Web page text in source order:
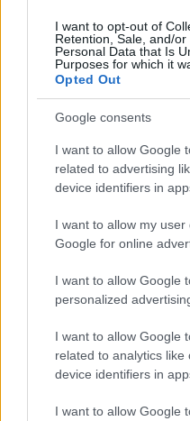
I want to opt-out of
Retention, Sale, and/
Personal Data that Is
Purposes for which it
Opted Out
Google consents
I want to allow Google
related to advertising
device identifiers in
I want to allow my
Google for online
I want to allow Google
personalized
I want to allow Google
related to analytics like
device identifiers in
I want to allow Google
Continua a
NEWS
Arrestati cinque agenti
accuse e i dettagli
Alessandro Tassinari · 7 Ago 2026
NEWS